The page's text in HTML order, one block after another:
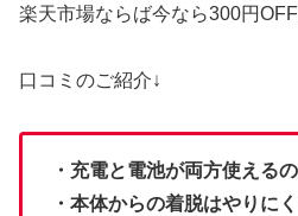
楽天市場ならば今なら300円
口コミのご紹介↓
・充電と電池が両方使える
・本体からの着脱はやりに